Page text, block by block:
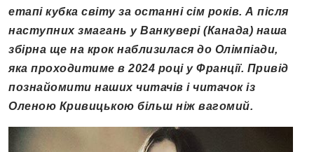
етапі кубка світу за останні сім років. А після
наступних змагань у Ванкувері (Канада) наша
збірна ще на крок наблизилася до Олімпіади,
яка проходитиме в 2024 році у Франції. Привід
познайомити наших читачів і читачок із
Оленою Кривицькою більш ніж вагомий.